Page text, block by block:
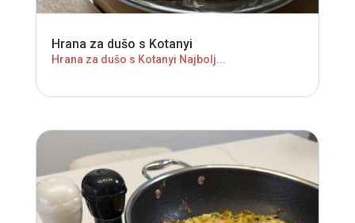
Hrana za dušo s Kotanyi
Hrana za dušo s Kotanyi Najbolj...